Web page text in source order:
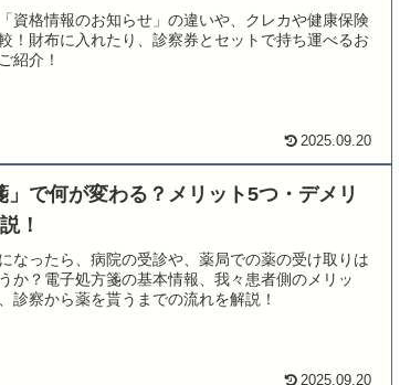
資格情報のお知らせ」の違いや、クレカや健康保険
！財布に入れたり、診察券とセットで持ち運べるお
紹介！
2025.09.20
」で何が変わる？メリット5つ・デメリ
！
なったら、病院の受診や、薬局での薬の受け取りは
か？電子処方箋の基本情報、我々患者側のメリッ
診察から薬を貰うまでの流れを解説！
2025.09.20